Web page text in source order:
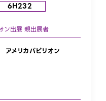
6H232
アメリカパビリオン